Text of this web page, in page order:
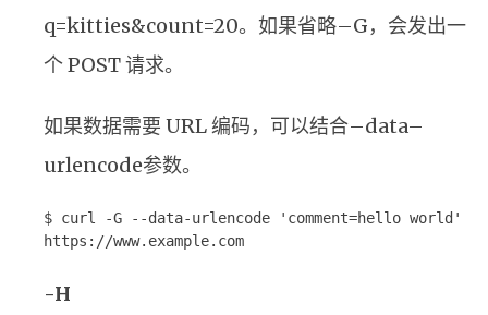
q=kitties&count=20。如果省略–G，会发出一
个 POST 请求。
如果数据需要 URL 编码，可以结合–data–
urlencode参数。
$ curl -G --data-urlencode 'comment=hello world'
https://www.example.com
-H